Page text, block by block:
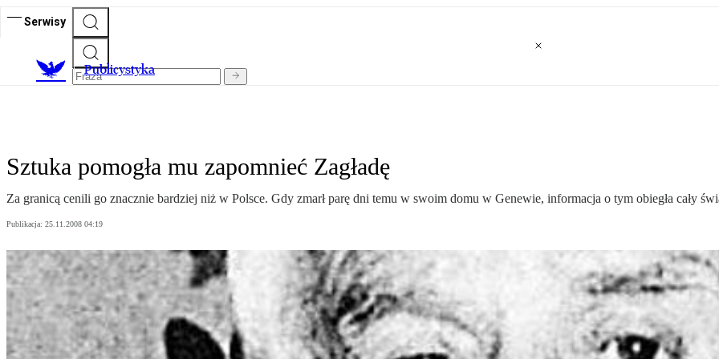
Serwisy
Publicystyka
Sztuka pomogła mu zapomnieć Zagładę
Za granicą cenili go znacznie bardziej niż w Polsce. Gdy zmarł parę dni temu w swoim domu w Genewie, informacja o tym obiegła cały
Publikacja: 25.11.2008 04:19